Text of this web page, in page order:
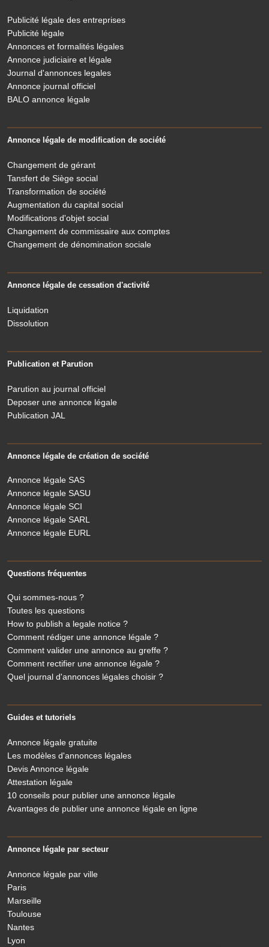
Publicité légale des entreprises
Publicité légale
Annonces et formalités légales
Annonce judiciaire et légale
Journal d'annonces legales
Annonce journal officiel
BALO annonce légale
Annonce légale de modification de société
Changement de gérant
Tansfert de Siège social
Transformation de société
Augmentation du capital social
Modifications d'objet social
Changement de commissaire aux comptes
Changement de dénomination sociale
Annonce légale de cessation d'activité
Liquidation
Dissolution
Publication et Parution
Parution au journal officiel
Deposer une annonce légale
Publication JAL
Annonce légale de création de société
Annonce légale SAS
Annonce légale SASU
Annonce légale SCI
Annonce légale SARL
Annonce légale EURL
Questions fréquentes
Qui sommes-nous ?
Toutes les questions
How to publish a legale notice ?
Comment rédiger une annonce légale ?
Comment valider une annonce au greffe ?
Comment rectifier une annonce légale ?
Quel journal d'annonces légales choisir ?
Guides et tutoriels
Annonce légale gratuite
Les modèles d'annonces légales
Devis Annonce légale
Attestation légale
10 conseils pour publier une annonce légale
Avantages de publier une annonce légale en ligne
Annonce légale par secteur
Annonce légale par ville
Paris
Marseille
Toulouse
Nantes
Lyon